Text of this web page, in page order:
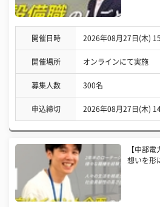
開催日時 2026年08月27日(木)
開催場所 オンラインにて実施
募集人数 300名
申込締切 2026年08月27日(木)
【中部電
想いを形